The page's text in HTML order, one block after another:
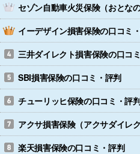
セゾン自動車火災保険（おとな
イーデザイン損害保険の口コミ
三井ダイレクト損害保険の口コ
SBI損害保険の口コミ・評判
チューリッヒ保険の口コミ・評
アクサ損害保険（アクサダイレク
楽天損害保険の口コミ・評判